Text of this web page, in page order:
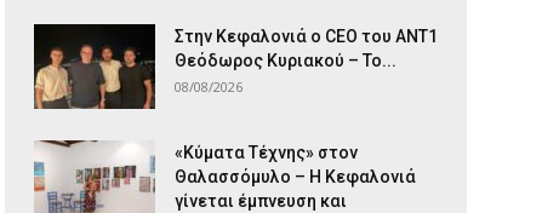
Στην Κεφαλονιά ο CEO του ANT1
Θεόδωρος Κυριακού – Το...
08/08/2026
«Κύματα Τέχνης» στον
Θαλασσόμυλο – Η Κεφαλονιά
γίνεται έμπνευση και